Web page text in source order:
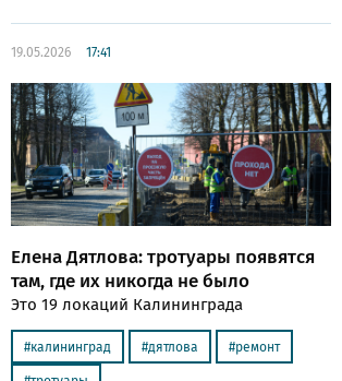
19.05.2026 17:41
Елена Дятлова: тротуары появятся
там, где их никогда не было
Это 19 локаций Калининграда
калининград дятлова ремонт